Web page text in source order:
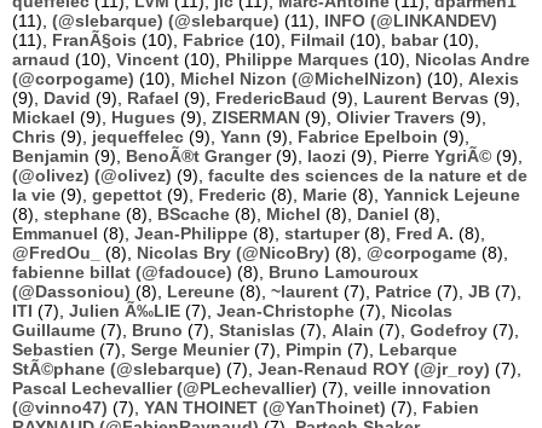
(11), (@slebarque) (@slebarque) (11), INFO (@LINKANDEV)
(11), FranÃ§ois (10), Fabrice (10), Filmail (10), babar(10),
arnaud (10), Vincent (10), Philippe Marques (10), Nicolas Andre
(@corpogame) (10), Michel Nizon (@MichelNizon) (10), Alexis
(9), David (9), Rafael (9), FredericBaud (9), Laurent Bervas (9),
Mickael (9), Hugues (9), ZISERMAN (9), Olivier Travers (9),
Chris (9), jequeffelec (9), Yann (9), Fabrice Epelboin (9),
Benjamin (9), BenoÃ®t Granger(9), laozi (9), Pierre YgriÃ© (9),
(@olivez) (@olivez) (9), faculte des sciences de la nature et de
la vie (9), gepettot (9), Frederic (8), Marie (8), Yannick Lejeune
(8), stephane (8), BScache (8), Michel (8), Daniel (8),
Emmanuel (8), Jean-Philippe (8), startuper(8), Fred A. (8),
@FredOu_
(8), Nicolas Bry (@NicoBry) (8), @corpogame (8),
fabienne billat (@fadouce) (8), Bruno Lamouroux
(@Dassoniou) (8), Lereune (8), ~laurent (7), Patrice (7), JB (7),
ITI (7), Julien Ã‰LIE (7), Jean-Christophe (7), Nicolas
Guillaume (7), Bruno (7), Stanislas (7), Alain (7), Godefroy (7),
Sebastien (7), Serge Meunier(7), Pimpin (7), Lebarque
StÃ©phane (@slebarque) (7), Jean-Renaud ROY (@jr_roy) (7),
Pascal Lechevallier (@PLechevallier) (7), veille innovation
(@vinno47) (7), YAN THOINET (@YanThoinet) (7), Fabien